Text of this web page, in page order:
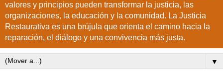
valores y principios pueden transformar la justicia, las
organizaciones, la educación y la comunidad. La Justicia
Restaurativa es una brújula que orienta el camino hacia la
reparación, el diálogo y una convivencia más justa.
▼